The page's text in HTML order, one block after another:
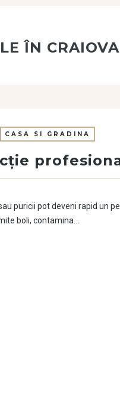
ÎN CRAIOVA
CASA SI GRADINA
puricii pot deveni rapid un
boli, contamina…